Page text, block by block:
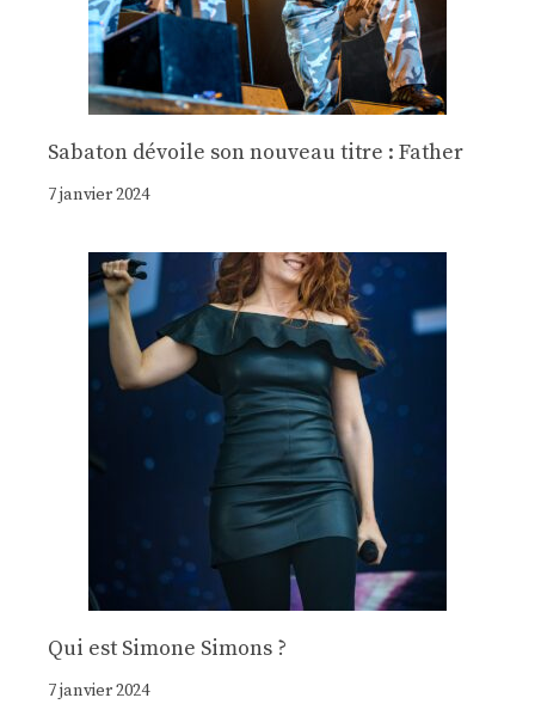
Sabaton dévoile son nouveau titre : Father
7 janvier 2024
Qui est Simone Simons ?
7 janvier 2024